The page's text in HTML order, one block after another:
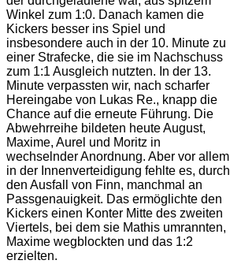
Winkel zum 1:0. Danach kamen die
Kickers besser ins Spiel und
insbesondere auch in der 10. Minute zu
einer Strafecke, die sie im Nachschuss
zum 1:1 Ausgleich nutzten. In der 13.
Minute verpassten wir, nach scharfer
Hereingabe von Lukas Re., knapp die
Chance auf die erneute Führung. Die
Abwehrreihe bildeten heute August,
Maxime, Aurel und Moritz in
wechselnder Anordnung. Aber vor allem
in der Innenverteidigung fehlte es, durch
den Ausfall von Finn, manchmal an
Passgenauigkeit. Das ermöglichte den
Kickers einen Konter Mitte des zweiten
Viertels, bei dem sie Mathis umrannten,
Maxime wegblockten und das 1:2
erzielten.